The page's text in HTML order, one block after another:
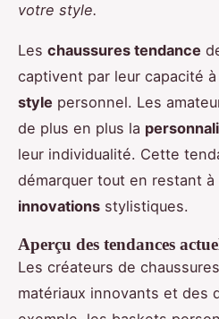
votre style.
Les chaussures tendance
captivent par leur capacité
style personnel. Les
de plus en plus la
leur individualité. Cette
démarquer tout en restant
innovations stylistiques.
Aperçu des tendances
Les créateurs de
matériaux innovants et des